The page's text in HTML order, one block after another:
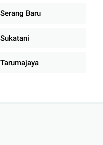
Serang Baru
Sukatani
Tarumajaya